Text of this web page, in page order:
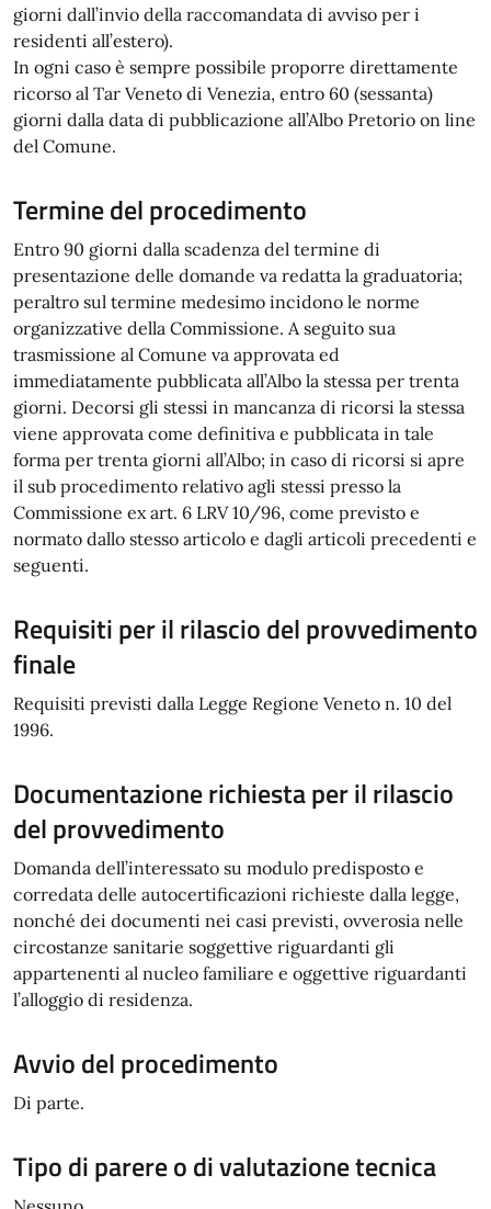
giorni dall’invio della raccomandata di avviso per i
residenti all’estero).
In ogni caso è sempre possibile proporre direttamente
ricorso al Tar Veneto di Venezia, entro 60 (sessanta)
giorni dalla data di pubblicazione all’Albo Pretorio on line
del Comune.
Termine del procedimento
Entro 90 giorni dalla scadenza del termine di
presentazione delle domande va redatta la graduatoria;
peraltro sul termine medesimo incidono le norme
organizzative della Commissione. A seguito sua
trasmissione al Comune va approvata ed
immediatamente pubblicata all’Albo la stessa per trenta
giorni. Decorsi gli stessi in mancanza di ricorsi la stessa
viene approvata come definitiva e pubblicata in tale
forma per trenta giorni all’Albo; in caso di ricorsi si apre
il sub procedimento relativo agli stessi presso la
Commissione ex art. 6 LRV 10/96, come previsto e
normato dallo stesso articolo e dagli articoli precedenti e
seguenti.
Requisiti per il rilascio del provvedimento
finale
Requisiti previsti dalla Legge Regione Veneto n. 10 del
1996.
Documentazione richiesta per il rilascio
del provvedimento
Domanda dell’interessato su modulo predisposto e
corredata delle autocertificazioni richieste dalla legge,
nonché dei documenti nei casi previsti, ovverosia nelle
circostanze sanitarie soggettive riguardanti gli
appartenenti al nucleo familiare e oggettive riguardanti
l’alloggio di residenza.
Avvio del procedimento
Di parte.
Tipo di parere o di valutazione tecnica